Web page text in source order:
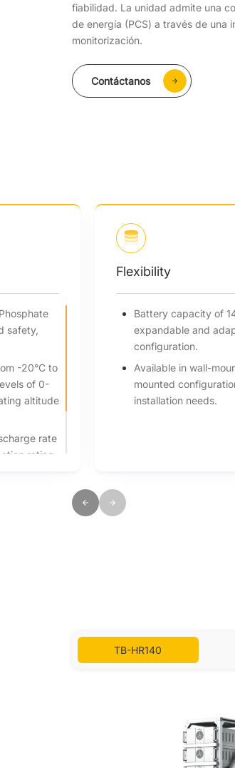
fiabilidad. La unidad admite una
de energía (PCS) a través de una
monitorización.
Contáctanos
Iron Phosphate
enhanced safety,
from -20°C to
humidity levels of 0-
operating altitude
charge/discharge rate
protection rating
Flexibility
Battery
Available
mounted
installation
TB-HR140